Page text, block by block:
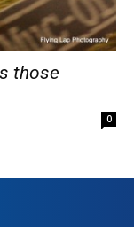
those
0